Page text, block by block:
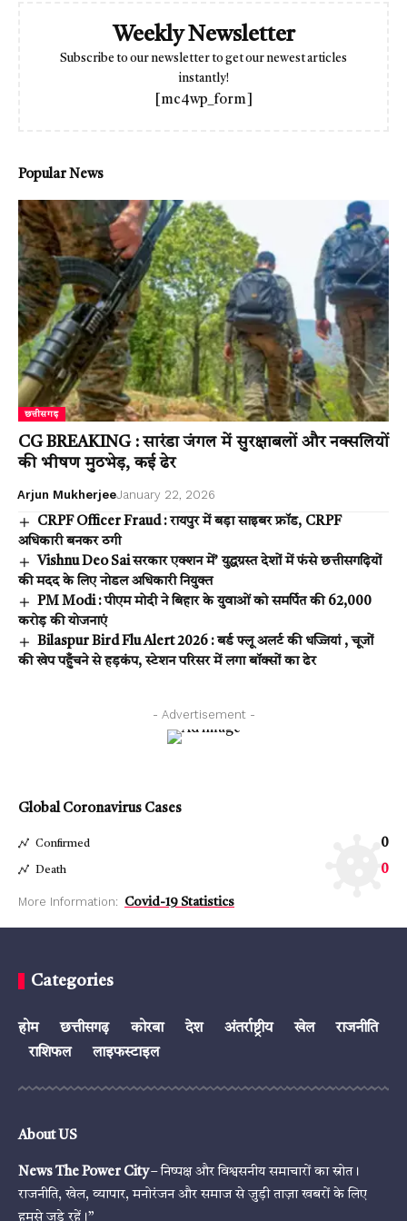
Weekly Newsletter
Subscribe to our newsletter to get our newest articles
instantly!
[mc4wp_form]
Popular News
छत्तीसगढ़
CG BREAKING : सारंडा जंगल में सुरक्षाबलों और नक्सलियों
की भीषण मुठभेड़, कई ढेर
Arjun MukherjeeJanuary 22, 2026
CRPF Officer Fraud : रायपुर में बड़ा साइबर फ्रॉड, CRPF
अधिकारी बनकर ठगी
Vishnu Deo Sai सरकार एक्शन में’ युद्धग्रस्त देशों में फंसे छत्तीसगढ़ियों
की मदद के लिए नोडल अधिकारी नियुक्त
PM Modi : पीएम मोदी ने बिहार के युवाओं को समर्पित की 62,000
करोड़ की योजनाएं
Bilaspur Bird Flu Alert 2026 : बर्ड फ्लू अलर्ट की धज्जियां , चूजों
की खेप पहुँचने से हड़कंप, स्टेशन परिसर में लगा बॉक्सों का ढेर
- Advertisement -
Global Coronavirus Cases
Confirmed 0
Death 0
More Information: Covid-19 Statistics
Categories
होम छत्तीसगढ़ कोरबा देश अंतर्राष्ट्रीय खेल
राजनीति
राशिफल
लाइफस्टाइल
About US
News The Power City– निष्पक्ष और विश्वसनीय समाचारों का स्रोत।
राजनीति, खेल, व्यापार, मनोरंजन और समाज से जुड़ी ताज़ा खबरों के लिए
हमसे जुड़े रहें।”